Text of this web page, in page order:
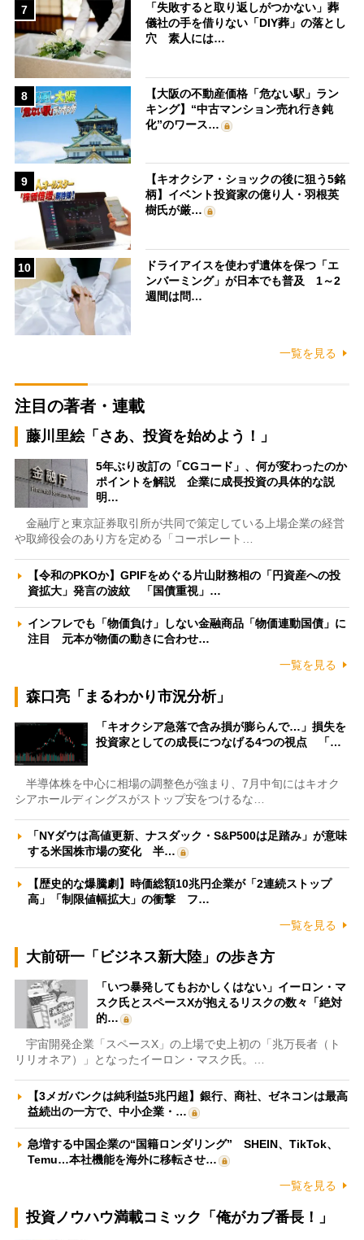
7
「失敗すると取り返しがつかない」葬
儀社の手を借りない「DIY葬」の落とし
穴 素人には…
8
【大阪の不動産価格「危ない駅」ラン
キング】“中古マンション売れ行き鈍
化”のワース…
9
【キオクシア・ショックの後に狙う5銘
柄】イベント投資家の億り人・羽根英
樹氏が厳…
10
ドライアイスを使わず遺体を保つ「エ
ンバーミング」が日本でも普及 1～2
週間は問…
一覧を見る
注目の著者・連載
藤川里絵「さあ、投資を始めよう！」
5年ぶり改訂の「CGコード」、何が変わったのか
ポイントを解説 企業に成長投資の具体的な説
明…
金融庁と東京証券取引所が共同で策定している上場企業の経営
や取締役会のあり方を定める「コーポレート…
【令和のPKOか】GPIFをめぐる片山財務相の「円資産への投
資拡大」発言の波紋 「国債重視」…
インフレでも「物価負け」しない金融商品「物価連動国債」に
注目 元本が物価の動きに合わせ…
一覧を見る
森口亮「まるわかり市況分析」
「キオクシア急落で含み損が膨らんで…」損失を
投資家としての成長につなげる4つの視点 「…
半導体株を中心に相場の調整色が強まり、7月中旬にはキオク
シアホールディングスがストップ安をつけるな…
「NYダウは高値更新、ナスダック・S&P500は足踏み」が意味
する米国株市場の変化 半…
【歴史的な爆騰劇】時価総額10兆円企業が「2連続ストップ
高」「制限値幅拡大」の衝撃 フ…
一覧を見る
大前研一「ビジネス新大陸」の歩き方
「いつ暴発してもおかしくはない」イーロン・マ
スク氏とスペースXが抱えるリスクの数々「絶対
的…
宇宙開発企業「スペースX」の上場で史上初の「兆万長者（ト
リリオネア）」となったイーロン・マスク氏。…
【3メガバンクは純利益5兆円超】銀行、商社、ゼネコンは最高
益続出の一方で、中小企業・…
急増する中国企業の“国籍ロンダリング” SHEIN、TikTok、
Temu…本社機能を海外に移転させ…
一覧を見る
投資ノウハウ満載コミック「俺がカブ番長！」